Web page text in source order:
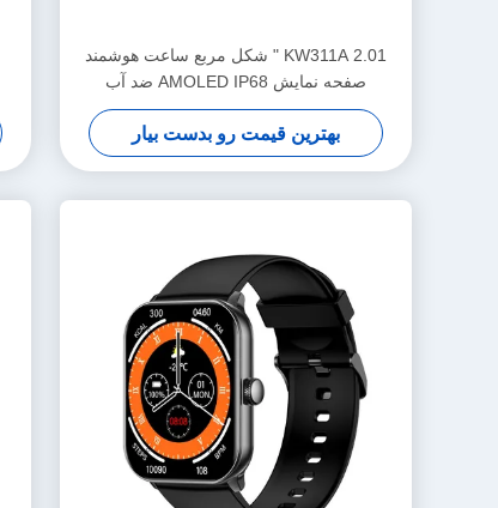
KW311A 2.01 " شکل مربع ساعت هوشمند
صفحه نمایش AMOLED IP68 ضد آب
بهترین قیمت رو بدست بیار